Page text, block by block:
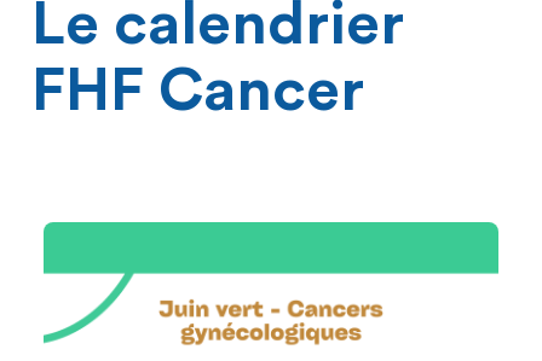
Le calendrier
FHF Cancer